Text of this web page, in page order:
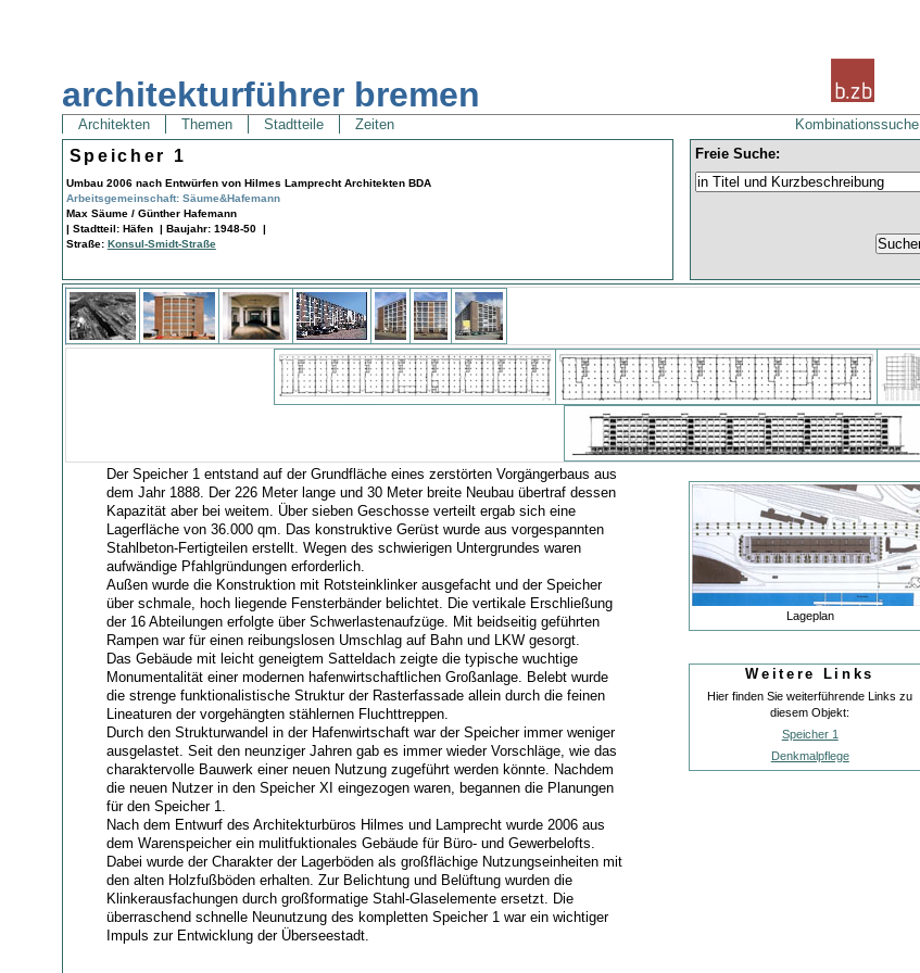
architekturführer bremen
Architekten Themen Stadtteile Zeiten Kombinationssuche
Speicher 1
Umbau 2006 nach Entwürfen von Hilmes Lamprecht Architekten BDA
Arbeitsgemeinschaft: Säume&Hafemann
Max Säume / Günther Hafemann
| Stadtteil: Häfen | Baujahr: 1948-50 |
Straße: Konsul-Smidt-Straße
Freie Suche:
Lageplan
Weitere Links
Hier finden Sie weiterführende Links zu
diesem Objekt:
Speicher 1
Denkmalpflege
Der Speicher 1 entstand auf der Grundfläche eines zerstörten Vorgängerbaus aus
dem Jahr 1888. Der 226 Meter lange und 30 Meter breite Neubau übertraf dessen
Kapazität aber bei weitem. Über sieben Geschosse verteilt ergab sich eine
Lagerfläche von 36.000 qm. Das konstruktive Gerüst wurde aus vorgespannten
Stahlbeton-Fertigteilen erstellt. Wegen des schwierigen Untergrundes waren
aufwändige Pfahlgründungen erforderlich.
Außen wurde die Konstruktion mit Rotsteinklinker ausgefacht und der Speicher
über schmale, hoch liegende Fensterbänder belichtet. Die vertikale Erschließung
der 16 Abteilungen erfolgte über Schwerlastenaufzüge. Mit beidseitig geführten
Rampen war für einen reibungslosen Umschlag auf Bahn und LKW gesorgt.
Das Gebäude mit leicht geneigtem Satteldach zeigte die typische wuchtige
Monumentalität einer modernen hafenwirtschaftlichen Großanlage. Belebt wurde
die strenge funktionalistische Struktur der Rasterfassade allein durch die feinen
Lineaturen der vorgehängten stählernen Fluchttreppen.
Durch den Strukturwandel in der Hafenwirtschaft war der Speicher immer weniger
ausgelastet. Seit den neunziger Jahren gab es immer wieder Vorschläge, wie das
charaktervolle Bauwerk einer neuen Nutzung zugeführt werden könnte. Nachdem
die neuen Nutzer in den Speicher XI eingezogen waren, begannen die Planungen
für den Speicher 1.
Nach dem Entwurf des Architekturbüros Hilmes und Lamprecht wurde 2006 aus
dem Warenspeicher ein mulitfuktionales Gebäude für Büro- und Gewerbelofts.
Dabei wurde der Charakter der Lagerböden als großflächige Nutzungseinheiten mit
den alten Holzfußböden erhalten. Zur Belichtung und Belüftung wurden die
Klinkerausfachungen durch großformatige Stahl-Glaselemente ersetzt. Die
überraschend schnelle Neunutzung des kompletten Speicher 1 war ein wichtiger
Impuls zur Entwicklung der Überseestadt.